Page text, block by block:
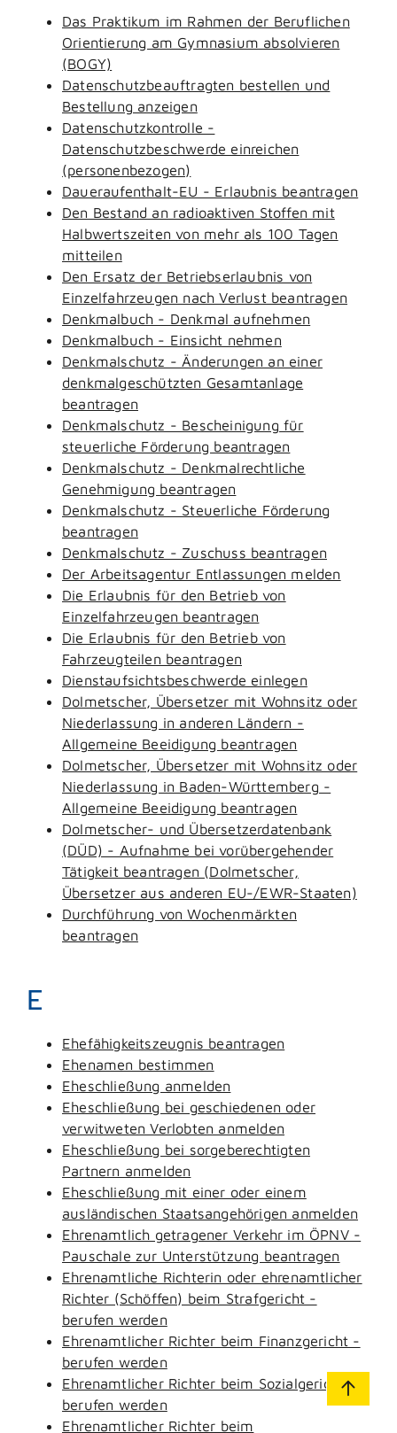
Das Praktikum im Rahmen der Beruflichen
Orientierung am Gymnasium absolvieren
(BOGY)
Datenschutzbeauftragten bestellen und
Bestellung anzeigen
Datenschutzkontrolle -
Datenschutzbeschwerde einreichen
(personenbezogen)
Daueraufenthalt-EU - Erlaubnis beantragen
Den Bestand an radioaktiven Stoffen mit
Halbwertszeiten von mehr als 100 Tagen
mitteilen
Den Ersatz der Betriebserlaubnis von
Einzelfahrzeugen nach Verlust beantragen
Denkmalbuch - Denkmal aufnehmen
Denkmalbuch - Einsicht nehmen
Denkmalschutz - Änderungen an einer
denkmalgeschützten Gesamtanlage
beantragen
Denkmalschutz - Bescheinigung für
steuerliche Förderung beantragen
Denkmalschutz - Denkmalrechtliche
Genehmigung beantragen
Denkmalschutz - Steuerliche Förderung
beantragen
Denkmalschutz - Zuschuss beantragen
Der Arbeitsagentur Entlassungen melden
Die Erlaubnis für den Betrieb von
Einzelfahrzeugen beantragen
Die Erlaubnis für den Betrieb von
Fahrzeugteilen beantragen
Dienstaufsichtsbeschwerde einlegen
Dolmetscher, Übersetzer mit Wohnsitz oder
Niederlassung in anderen Ländern -
Allgemeine Beeidigung beantragen
Dolmetscher, Übersetzer mit Wohnsitz oder
Niederlassung in Baden-Württemberg -
Allgemeine Beeidigung beantragen
Dolmetscher- und Übersetzerdatenbank
(DÜD) - Aufnahme bei vorübergehender
Tätigkeit beantragen (Dolmetscher,
Übersetzer aus anderen EU-/EWR-Staaten)
Durchführung von Wochenmärkten
beantragen
E
Ehefähigkeitszeugnis beantragen
Ehenamen bestimmen
Eheschließung anmelden
Eheschließung bei geschiedenen oder
verwitweten Verlobten anmelden
Eheschließung bei sorgeberechtigten
Partnern anmelden
Eheschließung mit einer oder einem
ausländischen Staatsangehörigen anmelden
Ehrenamtlich getragener Verkehr im ÖPNV -
Pauschale zur Unterstützung beantragen
Ehrenamtliche Richterin oder ehrenamtlicher
Richter (Schöffen) beim Strafgericht -
berufen werden
Ehrenamtlicher Richter beim Finanzgericht -
berufen werden
Ehrenamtlicher Richter beim Sozialgericht -
berufen werden
Ehrenamtlicher Richter beim